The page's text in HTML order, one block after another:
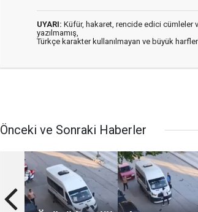
UYARI: Küfür, hakaret, rencide edici cümleler
yazılmamış,
Türkçe karakter kullanılmayan ve büyük
Önceki ve Sonraki Haberler